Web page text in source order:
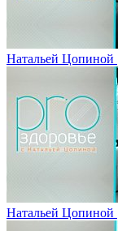
Натальей Цопиной
Натальей Цопиной